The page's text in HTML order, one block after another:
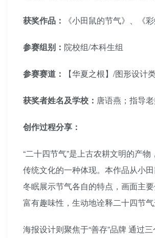
获奖作品： 《小田鼠的节气》、《
参赛组别： 院校组/本科生组
参赛赛道： 【华夏之根】/图形设计
获奖者姓名及学校： 唐语燕；指导
创作过程分享：
“二十四节气”是上古农耕文明的产
传统文化的一种体现。本作品从小
冬眠展示节气各自的特点，画面主
富有趣味性，生动地诠释二十四节气
海报设计则聚焦于“善存”品牌 通过